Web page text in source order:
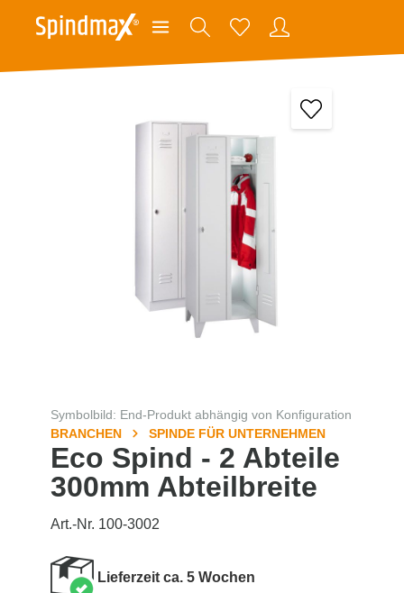
Symbolbild: End-Produkt abhängig von Konfiguration
BRANCHEN
SPINDE FÜR UNTERNEHMEN
Eco Spind - 2 Abteile
300mm Abteilbreite
Art.-Nr. 100-3002
Lieferzeit ca. 5 Wochen